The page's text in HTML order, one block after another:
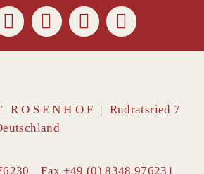
ROSENHOF
Rudratsried 7
Fax +49 (0) 8348 976231